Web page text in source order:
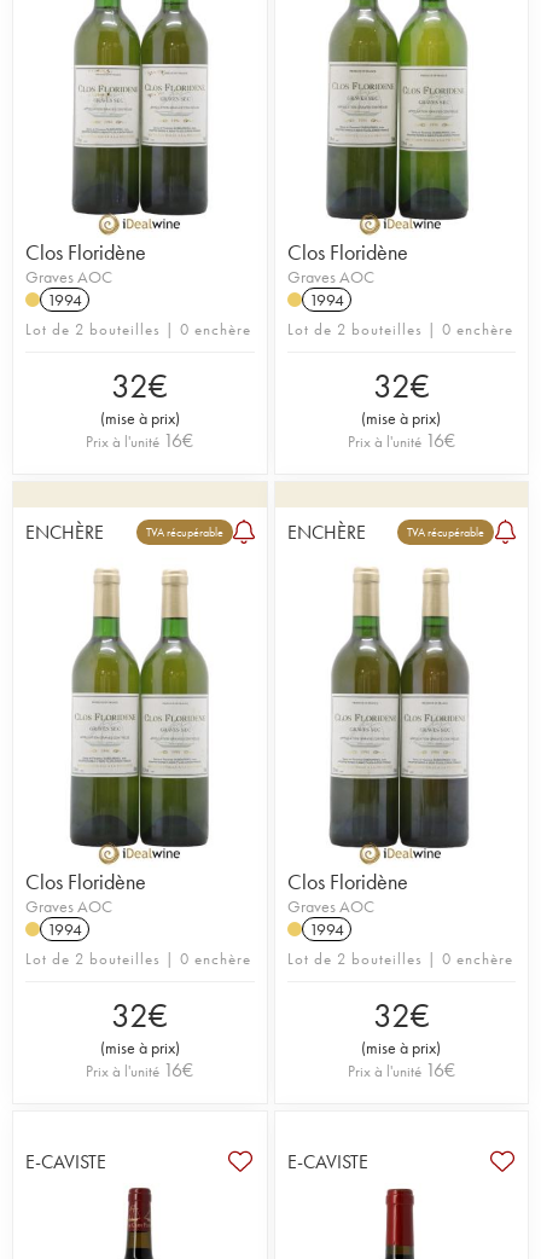
Clos Floridène
Graves AOC
1994
Lot de 2 bouteilles | 0 enchère
32€
(mise à prix)
Prix à l'unité 16€
Clos Floridène
Graves AOC
1994
Lot de 2 bouteilles | 0 enchère
32€
(mise à prix)
Prix à l'unité 16€
ENCHÈRE TVA récupérable
Clos Floridène
Graves AOC
1994
Lot de 2 bouteilles | 0 enchère
32€
(mise à prix)
Prix à l'unité 16€
ENCHÈRE TVA récupérable
Clos Floridène
Graves AOC
1994
Lot de 2 bouteilles | 0 enchère
32€
(mise à prix)
Prix à l'unité 16€
E-CAVISTE E-CAVISTE